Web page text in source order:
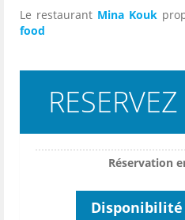
Le restaurant Mina Kouk
food
Réservation